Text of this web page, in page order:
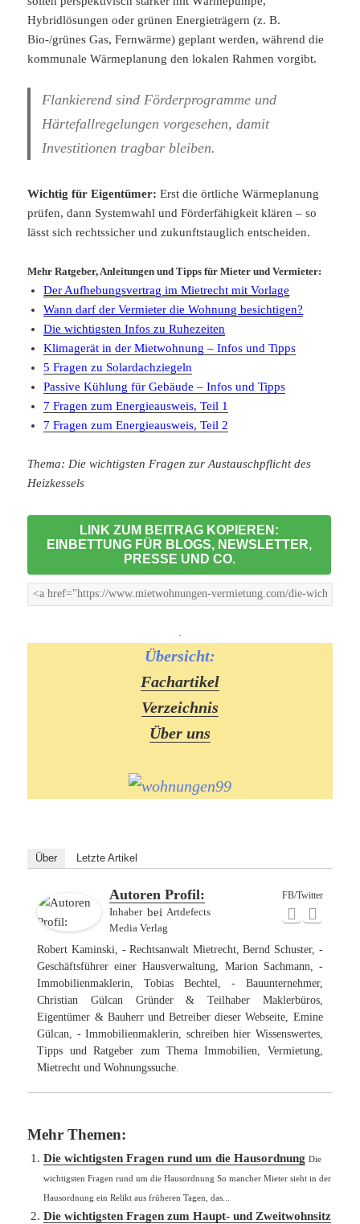
Hybridlösungen oder grünen Energieträgern (z. B.
Bio-/grünes Gas, Fernwärme) geplant werden, während die
kommunale Wärmeplanung den lokalen Rahmen vorgibt.
Flankierend sind Förderprogramme und
Härtefallregelungen vorgesehen, damit
Investitionen tragbar bleiben.
Wichtig für Eigentümer: Erst die örtliche Wärmeplanung
prüfen, dann Systemwahl und Förderfähigkeit klären – so
lässt sich rechtssicher und zukunftstauglich entscheiden.
Mehr Ratgeber, Anleitungen und Tipps für Mieter und Vermieter:
Der Aufhebungsvertrag im Mietrecht mit Vorlage
Wann darf der Vermieter die Wohnung besichtigen?
Die wichtigsten Infos zu Ruhezeiten
Klimagerät in der Mietwohnung – Infos und Tipps
5 Fragen zu Solardachziegeln
Passive Kühlung für Gebäude – Infos und Tipps
7 Fragen zum Energieausweis, Teil 1
7 Fragen zum Energieausweis, Teil 2
Thema: Die wichtigsten Fragen zur Austauschpflicht des
Heizkessels
LINK ZUM BEITRAG KOPIEREN:
EINBETTUNG FÜR BLOGS, NEWSLETTER,
PRESSE UND CO.
-
Übersicht:
Fachartikel
Verzeichnis
Über uns
Über Letzte Artikel
FB/Twitter
Autoren Profil:
Inhaberbei Artdefects
Media Verlag
Robert Kaminski, - Rechtsanwalt Mietrecht, Bernd Schuster, -
Geschäftsführer einer Hausverwaltung, Marion Sachmann, -
Immobilienmaklerin, Tobias Bechtel, - Bauunternehmer,
Christian Gülcan Gründer & Teilhaber Maklerbüros,
Eigentümer & Bauherr und Betreiber dieser Webseite, Emine
Gülcan, - Immobilienmaklerin, schreiben hier Wissenswertes,
Tipps und Ratgeber zum Thema Immobilien, Vermietung,
Mietrecht und Wohnungssuche.
Mehr Themen:
Die wichtigsten Fragen rund um die Hausordnung Die
wichtigsten Fragen rund um die Hausordnung So mancher Mieter sieht in der
Hausordnung ein Relikt aus früheren Tagen, das...
Die wichtigsten Fragen zum Haupt- und Zweitwohnsitz